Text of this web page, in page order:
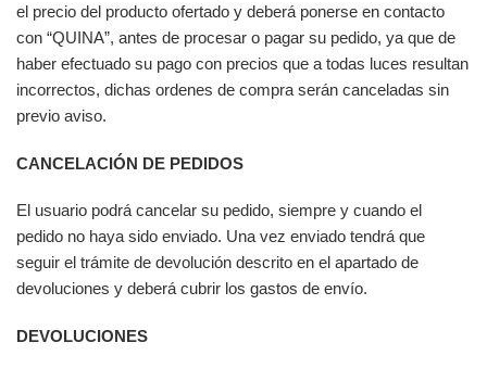
el precio del producto ofertado y deberá ponerse en contacto
con “QUINA”, antes de procesar o pagar su pedido, ya que de
haber efectuado su pago con precios que a todas luces resultan
incorrectos, dichas ordenes de compra serán canceladas sin
previo aviso.
CANCELACIÓN DE PEDIDOS
El usuario podrá cancelar su pedido, siempre y cuando el
pedido no haya sido enviado. Una vez enviado tendrá que
seguir el trámite de devolución descrito en el apartado de
devoluciones y deberá cubrir los gastos de envío.
DEVOLUCIONES